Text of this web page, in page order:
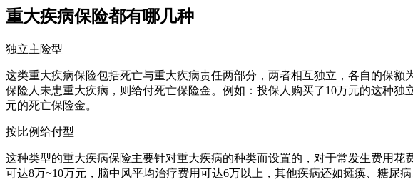
重大疾病保险都有哪几种
独立主险型
这类重大疾病保险包括死亡与重大疾病责任两部分，两者相互独立，各自的保
保险人未患重大疾病，则给付死亡保险金。例如：投保人购买了10万元的这种
元的死亡保险金。
按比例给付型
这种类型的重大疾病保险主要针对重大疾病的种类而设置的，对于常发生费用
可达8万~10万元，脑中风平均治疗费用可达6万以上，其他疾病还如瘫痪、糖尿病